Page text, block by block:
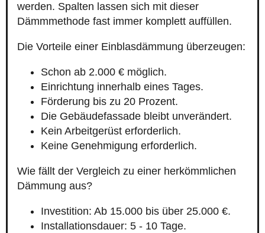
werden. Spalten lassen sich mit dieser
Dämmmethode fast immer komplett auffüllen.
Die Vorteile einer Einblasdämmung überzeugen:
Schon ab 2.000 € möglich.
Einrichtung innerhalb eines Tages.
Förderung bis zu 20 Prozent.
Die Gebäudefassade bleibt unverändert.
Kein Arbeitgerüst erforderlich.
Keine Genehmigung erforderlich.
Wie fällt der Vergleich zu einer herkömmlichen
Dämmung aus?
Investition: Ab 15.000 bis über 25.000 €.
Installationsdauer: 5 - 10 Tage.